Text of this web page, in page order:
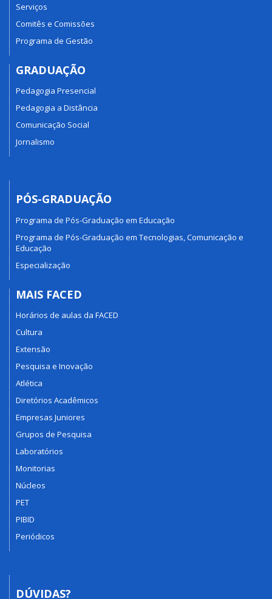
Serviços
Comitês e Comissões
Programa de Gestão
GRADUAÇÃO
Pedagogia Presencial
Pedagogia a Distância
Comunicação Social
Jornalismo
PÓS-GRADUAÇÃO
Programa de Pós-Graduação em Educação
Programa de Pós-Graduação em Tecnologias, Comunicação e
Educação
Especialização
MAIS FACED
Horários de aulas da FACED
Cultura
Extensão
Pesquisa e Inovação
Atlética
Diretórios Acadêmicos
Empresas Juniores
Grupos de Pesquisa
Laboratórios
Monitorias
Núcleos
PET
PIBID
Periódicos
DÚVIDAS?